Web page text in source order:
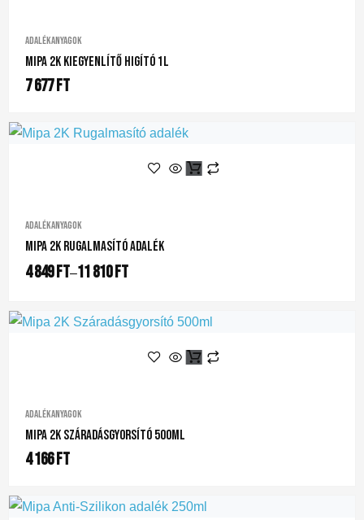
Adalékanyagok
Mipa 2K Kiegyenlítő Higító 1L
7 677Ft
Adalékanyagok
Mipa 2K Rugalmasító Adalék
4 849Ft–11 810Ft
Adalékanyagok
Mipa 2K Száradásgyorsító 500ml
4 166Ft